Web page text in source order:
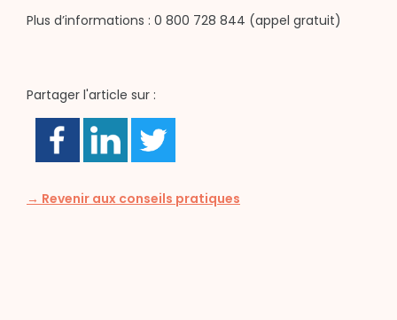
Plus d’informations : 0 800 728 844 (appel gratuit)
Partager l'article sur :
→ Revenir aux conseils pratiques